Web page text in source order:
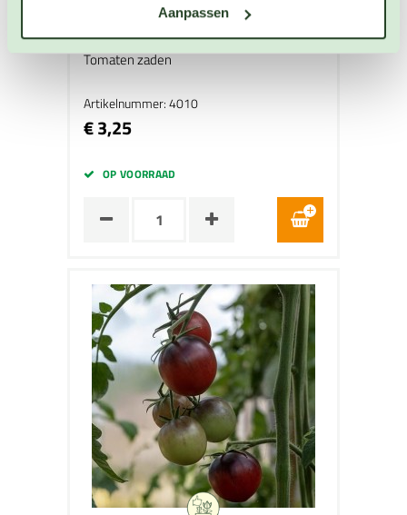
Aanpassen
Pruimtomaat Fiaschetto di Manduria
Tomaten zaden
Artikelnummer: 4010
€ 3,25
OP VOORRAAD